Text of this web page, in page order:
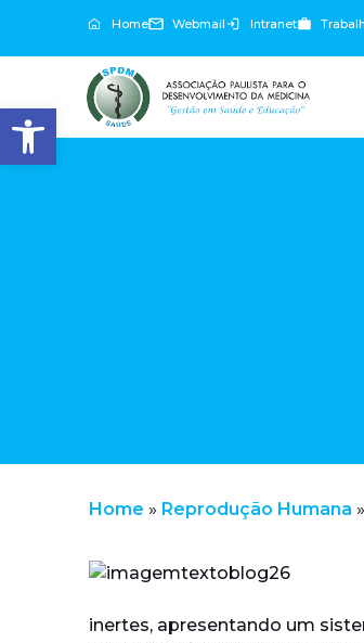
Abrir a barra de ferramentas
Home Webmail Intranet
Home » Reprodução Humana »
inertes, apresentando um